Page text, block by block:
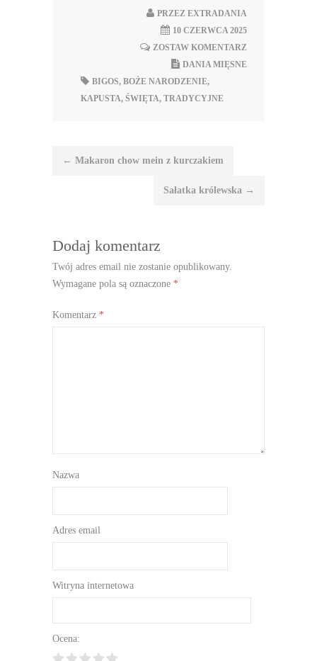
PRZEZ EXTRADANIA
10 CZERWCA 2025
ZOSTAW KOMENTARZ
DANIA MIĘSNE
BIGOS, BOŻE NARODZENIE,
KAPUSTA, ŚWIĘTA, TRADYCYJNE
Nawigacja
← Makaron chow mein z kurczakiem
Sałatka królewska →
Dodaj komentarz
Twój adres email nie zostanie opublikowany.
Wymagane pola są oznaczone *
Komentarz *
Nazwa
Adres email
Witryna internetowa
Ocena: